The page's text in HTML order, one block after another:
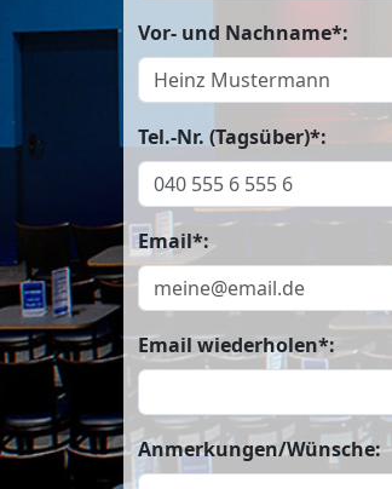
Vor- und Nachname*:
Tel.-Nr. (Tagsüber)*:
Email*:
Email wiederholen*:
Anmerkungen/Wünsche: